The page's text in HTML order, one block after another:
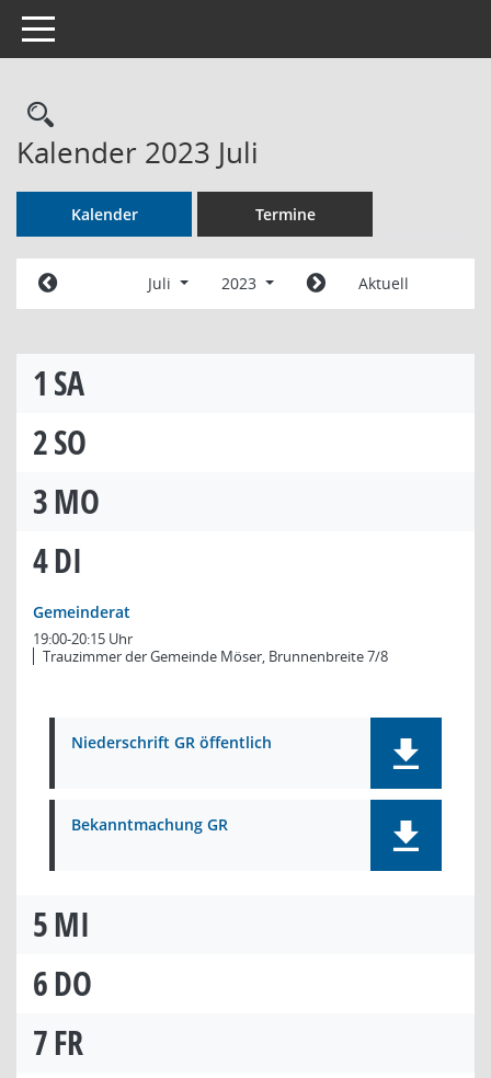
Toggle navigation
Rechercheauswahl
Kalender 2023 Juli
Kalender Termine
Juli 2023 Aktuell
1 SA
2SO
3MO
4DI
Gemeinderat
19:00-20:15 Uhr
Trauzimmer der Gemeinde Möser, Brunnenbreite 7/8
Niederschrift GR öffentlich
Bekanntmachung GR
5MI
6DO
7FR